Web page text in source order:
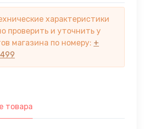
характеристики
проверить и уточнить у
магазина по номеру: +
товара